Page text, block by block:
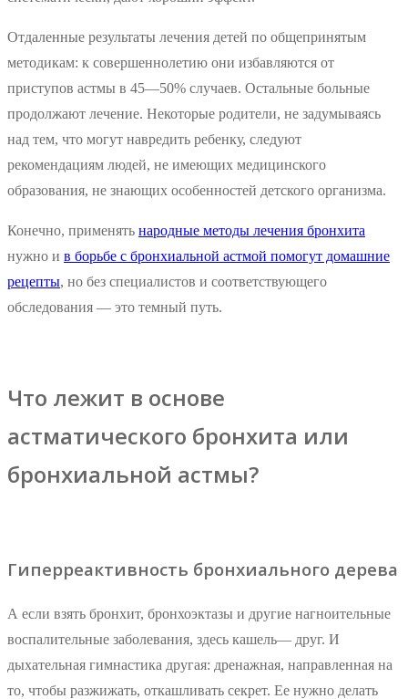
Отдаленные результаты лечения детей по общепринятым
методикам: к совершеннолетию они избавляются от
приступов астмы в 45—50% случаев. Остальные больные
продолжают лечение. Некоторые родители, не задумываясь
над тем, что могут навредить ребенку, следуют
рекомендациям людей, не имеющих медицинского
образования, не знающих особенностей детского организма.
Конечно, применять народные методы лечения бронхита
нужно и в борьбе с бронхиальной астмой помогут домашние
рецепты, но без специалистов и соответствующего
обследования — это темный путь.
Что лежит в основе
астматического бронхита или
бронхиальной астмы?
Гиперреактивность бронхиального дерева
А если взять бронхит, бронхоэктазы и другие нагноительные
воспалительные заболевания, здесь кашель— друг. И
дыхательная гимнастика другая: дренажная, направленная на
то, чтобы разжижать, откашливать секрет. Ее нужно делать